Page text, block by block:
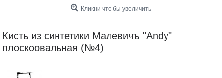
Кликни что бы увеличить
Кисть из синтетики Малевичъ "Andy"
плоскоовальная (№4)